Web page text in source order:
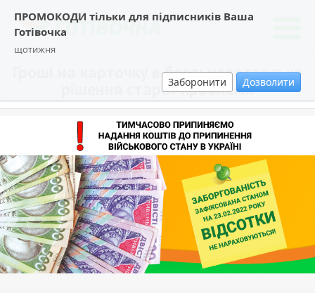
ПРОМОКОДИ тільки для підписників Ваша
Готівочка
щотижня
Заборонити Дозволити
Гроші на карточку в борг: новаторське
рішення старої проблеми